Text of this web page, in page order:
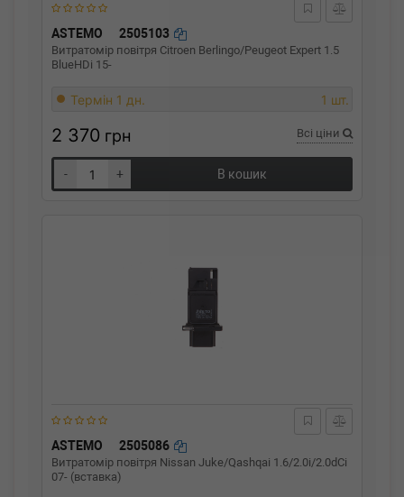
ASTEMO 2505103
Витратомір повітря Citroen Berlingo/Peugeot Expert 1.5
BlueHDi 15-
Термін 1 дн. 1 шт.
2 370 грн Всі ціни
- + В кошик
ASTEMO 2505086
Витратомір повітря Nissan Juke/Qashqai 1.6/2.0i/2.0dCi
07- (вставка)